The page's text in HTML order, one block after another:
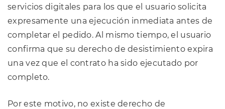
servicios digitales para los que el usuario solicita
expresamente una ejecución inmediata antes de
completar el pedido. Al mismo tiempo, el usuario
confirma que su derecho de desistimiento expira
una vez que el contrato ha sido ejecutado por
completo.
Por este motivo, no existe derecho de